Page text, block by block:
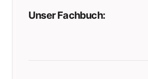
Unser Fachbuch: